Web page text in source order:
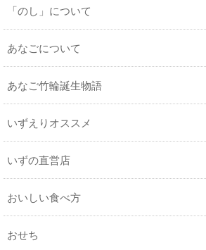
「のし」について
あなごについて
あなご竹輪誕生物語
いずえりオススメ
いずの直営店
おいしい食べ方
おせち